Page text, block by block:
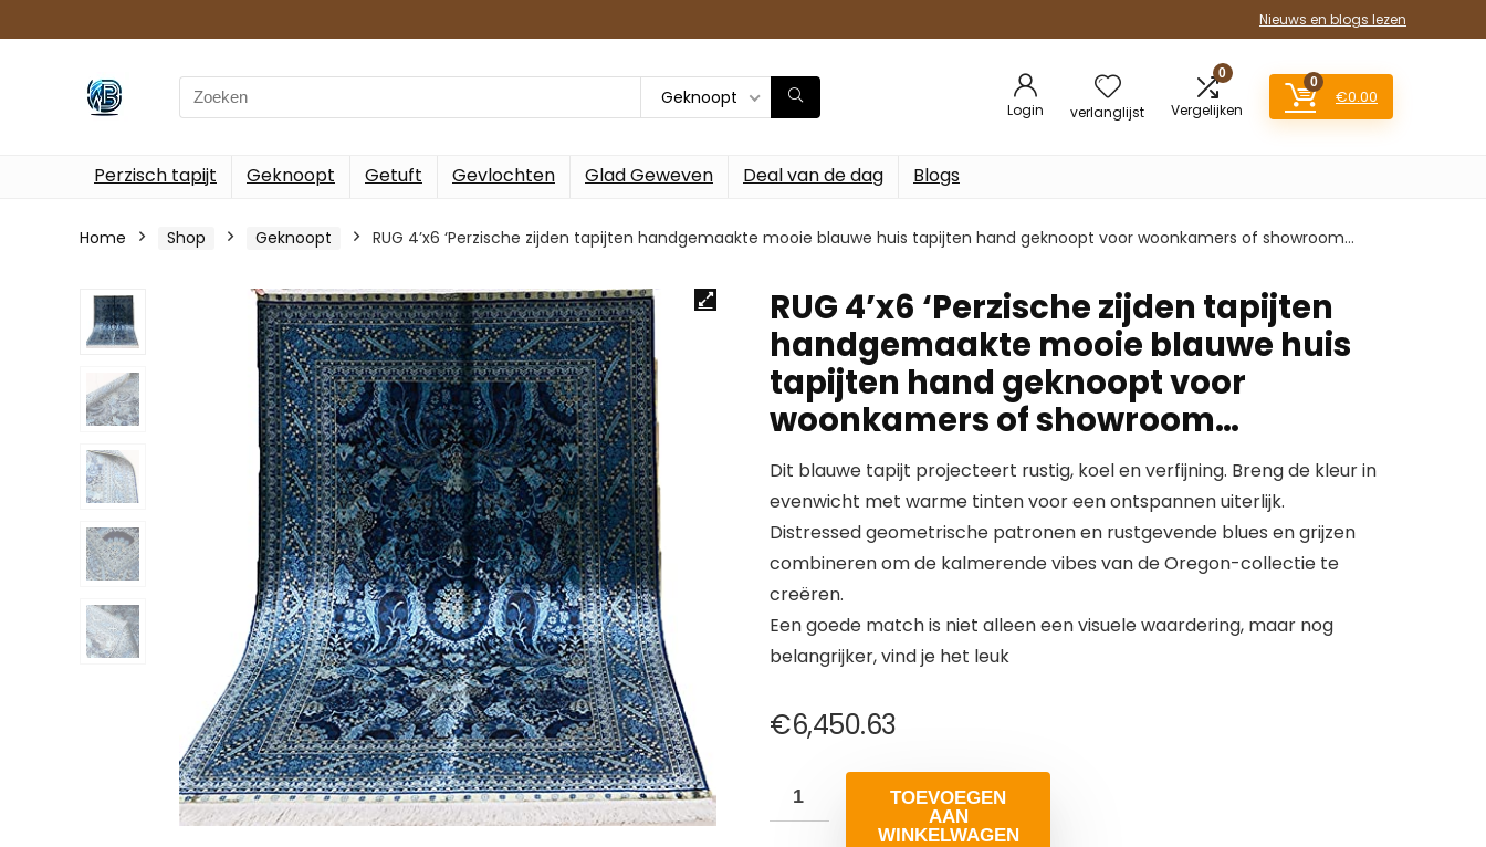
Nieuws en blogs lezen
Search
for:
Geknoopt
Login verlanglijst
0
Vergelijken
0
€0.00
Perzisch tapijt Geknoopt Getuft Gevlochten Glad Geweven Deal van de dag Blogs
Home Shop Geknoopt RUG 4’x6 ‘Perzische zijden tapijten handgemaakte mooie blauwe huis tapijten hand geknoopt voor woonkamers of showroom…
RUG 4’x6 ‘Perzische zijden tapijten
handgemaakte mooie blauwe huis
tapijten hand geknoopt voor
woonkamers of showroom…
Dit blauwe tapijt projecteert rustig, koel en verfijning. Breng de kleur in
evenwicht met warme tinten voor een ontspannen uiterlijk.
Distressed geometrische patronen en rustgevende blues en grijzen
combineren om de kalmerende vibes van de Oregon-collectie te
creëren.
Een goede match is niet alleen een visuele waardering, maar nog
belangrijker, vind je het leuk
€6,450.63
TOEVOEGEN
AAN
WINKELWAGEN